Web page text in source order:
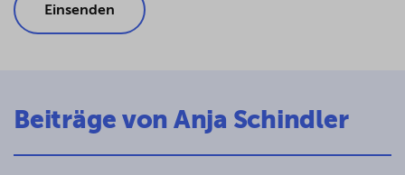
Beiträge von Anja Schindler